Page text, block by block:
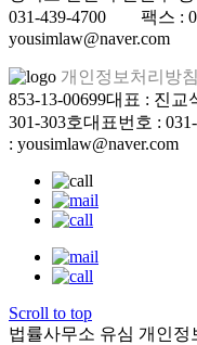
031-439-4700 팩스 :
yousimlaw@naver.com
개인정보처리방침
853-13-00699대표 : 진교
301-303호대표번호 :
: yousimlaw@naver.com
Scroll to top
법률사무소 유심 개인정